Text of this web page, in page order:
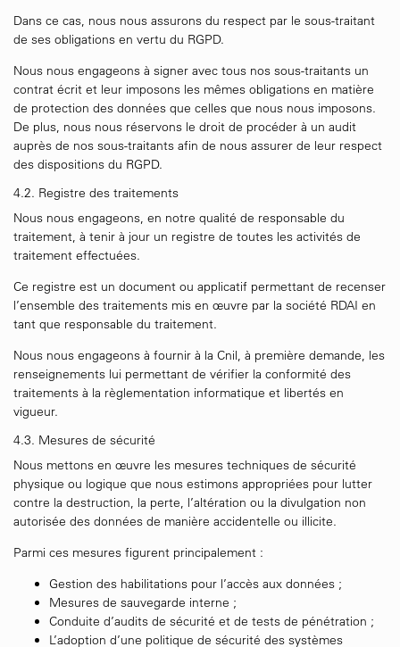
Dans ce cas, nous nous assurons du respect par le sous-traitant
de ses obligations en vertu du RGPD.
Nous nous engageons à signer avec tous nos sous-traitants un
contrat écrit et leur imposons les mêmes obligations en matière
de protection des données que celles que nous nous imposons.
De plus, nous nous réservons le droit de procéder à un audit
auprès de nos sous-traitants afin de nous assurer de leur respect
des dispositions du RGPD.
4.2. Registre des traitements
Nous nous engageons, en notre qualité de responsable du
traitement, à tenir à jour un registre de toutes les activités de
traitement effectuées.
Ce registre est un document ou applicatif permettant de recenser
l’ensemble des traitements mis en œuvre par la société RDAI en
tant que responsable du traitement.
Nous nous engageons à fournir à la Cnil, à première demande, les
renseignements lui permettant de vérifier la conformité des
traitements à la règlementation informatique et libertés en
vigueur.
4.3. Mesures de sécurité
Nous mettons en œuvre les mesures techniques de sécurité
physique ou logique que nous estimons appropriées pour lutter
contre la destruction, la perte, l’altération ou la divulgation non
autorisée des données de manière accidentelle ou illicite.
Parmi ces mesures figurent principalement :
Gestion des habilitations pour l’accès aux données ;
Mesures de sauvegarde interne ;
Conduite d’audits de sécurité et de tests de pénétration ;
L’adoption d’une politique de sécurité des systèmes